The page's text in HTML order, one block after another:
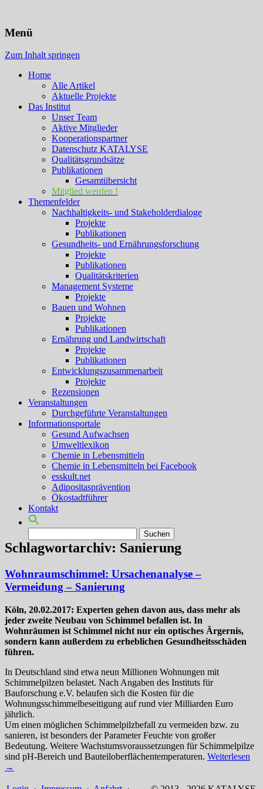
KATALYSE Institut
Menü
Zum Inhalt springen
Home
Alle Artikel
Aktuelle Projekte
Das Institut
Unser Team
Aktive Mitglieder
Kooperationspartner
Datenschutz KATALYSE
Qualitätsgrundsätze
Publikationen
Gesamtübersicht
Mitglied werden !
Themenfelder
Nachhaltigkeits- und Stakeholderdialoge
Projekte
Publikationen
Gesundheits- und Ernährungsforschung
Projekte
Publikationen
Qualitätskriterien
Management Systeme
Projekte
Bauen und Wohnen
Projekte
Publikationen
Ernährung und Landwirtschaft
Projekte
Publikationen
Entwicklungszusammenarbeit
Projekte
Rezensionen
Veranstaltungen
Durchgeführte Veranstaltungen
Informationsportale
Gesund Aufwachsen
Umweltlexikon
Chemie in Lebensmitteln
Chemie in Lebensmitteln bei Facebook
esskult.net
Adipositasprävention
Ökostadtführer
Kontakt
nach:
Schlagwortarchiv: Sanierung
Wohnraumschimmel: Ursachenanalyse –
Vermeidung – Sanierung
Köln, 20.02.2017: Experten gehen davon aus, dass mehr als
jeder zweite Neubau von Schimmel befallen ist. In
Wohnräumen ist Schimmel nicht nur ein optisches Ärgernis,
sondern kann außerdem zu erheblichen Gesundheitsschäden
führen.
In Deutschland sind etwa neun Millionen Wohnungen mit
Schimmelpilzen belastet. Nach Angaben des Instituts für
Bauforschung e.V. belaufen sich die Kosten für die
Wohnungsschimmelbeseitigung auf rund vier Milliarden Euro
jährlich.
Um einen möglichen Schimmelpilzbefall zu vermeiden bzw. zu
sanieren, ist besonders der Parameter Feuchte von großer
Bedeutung. Weitere Wachstumsvoraussetzungen für Schimmelpilze
sind pH-Bereich und Bauteiloberflächentemperaturen. Weiterlesen
→